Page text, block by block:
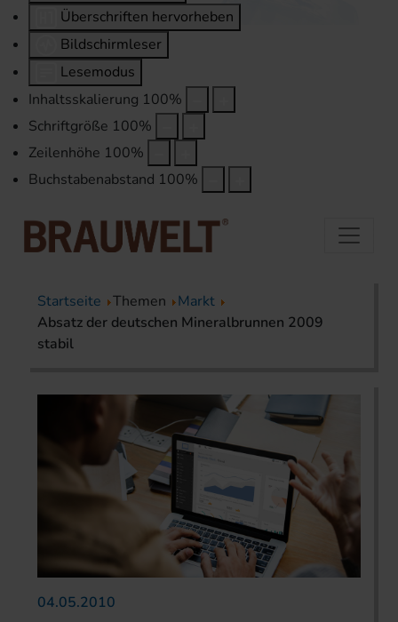
Überschriften hervorheben
Bildschirmleser
Lesemodus
Inhaltsskalierung 100%
Schriftgröße 100%
Zeilenhöhe 100%
Buchstabenabstand 100%
Startseite Themen
Markt
Absatz der deutschen Mineralbrunnen 2009
stabil
04.05.2010